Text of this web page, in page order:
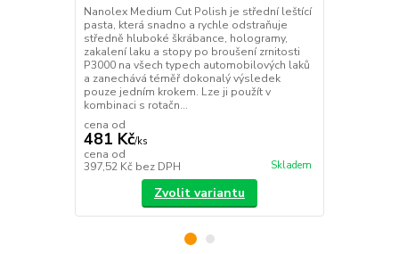
Nanolex Medium Cut Polish je střední leštící
pasta, která snadno a rychle odstraňuje
středně hluboké škrábance, hologramy,
zakalení laku a stopy po broušení zrnitosti
P3000 na všech typech automobilových laků
a zanechává téměř dokonalý výsledek
pouze jedním krokem. Lze ji použít v
kombinaci s rotačn...
cena od
481 Kč/ks
cena od
397,52 Kč bez DPH Skladem
Zvolit variantu